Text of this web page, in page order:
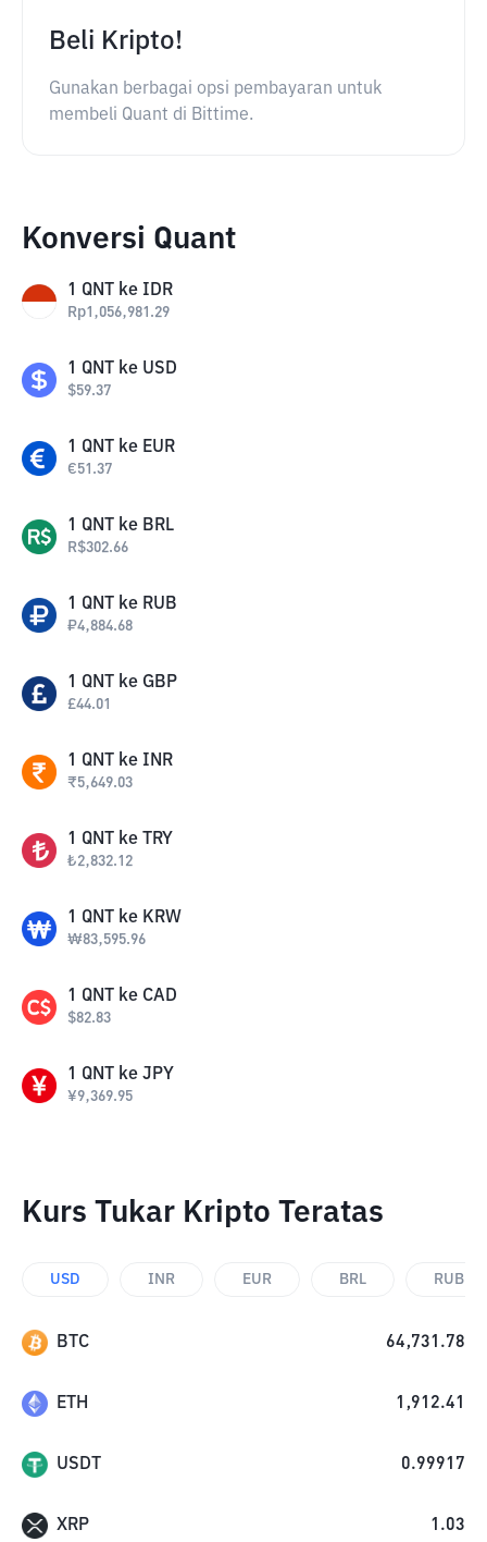
Beli Kripto!
Gunakan berbagai opsi pembayaran untuk
membeli Quant di Bittime.
Konversi Quant
1 QNT ke IDR
Rp1,056,981.29
1 QNT ke USD
$59.37
1 QNT ke EUR
€51.37
1 QNT ke BRL
R$302.66
1 QNT ke RUB
₽4,884.68
1 QNT ke GBP
£44.01
1 QNT ke INR
₹5,649.03
1 QNT ke TRY
₺2,832.12
1 QNT ke KRW
₩83,595.96
1 QNT ke CAD
$82.83
1 QNT ke JPY
¥9,369.95
Kurs Tukar Kripto Teratas
USD INR EUR BRL RUB
BTC 64,731.78
ETH 1,912.41
USDT 0.99917
XRP 1.03